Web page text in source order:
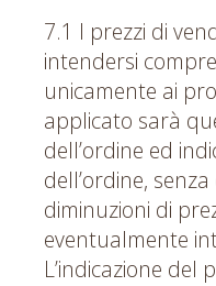
7.1 I prezzi di
intendersi
unicamente ai
applicato sarà
dell’ordine ed
dell’ordine,
diminuzioni di
eventualmente
L’indicazione del